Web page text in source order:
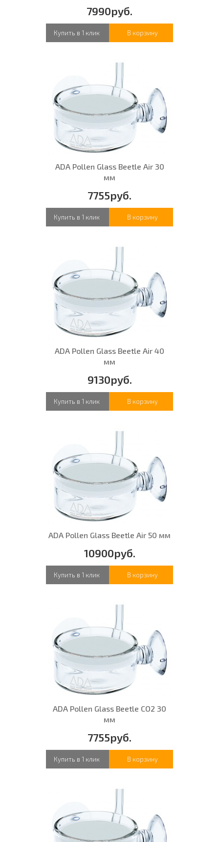
7990руб.
Купить в 1 клик В корзину
ADA Pollen Glass Beetle Air 30
мм
7755руб.
Купить в 1 клик В корзину
ADA Pollen Glass Beetle Air 40
мм
9130руб.
Купить в 1 клик В корзину
ADA Pollen Glass Beetle Air 50 мм
10900руб.
Купить в 1 клик В корзину
ADA Pollen Glass Beetle CO2 30
мм
7755руб.
Купить в 1 клик В корзину